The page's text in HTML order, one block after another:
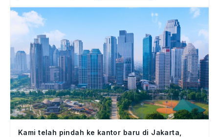
Kami telah pindah ke kantor baru di Jakarta,